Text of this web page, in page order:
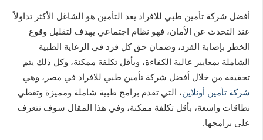
أفضل شركة تأمين طبي للافراد يعد التأمين هو الشاغل الأكثر تداولاً
عند التحدث عن الأمان، فهو نظام اجتماعي يهدف لتقليل وقوع
الخطر بإصابة الفرد، وضمان حق كل فرد في الرعاية الطبية
الشاملة بمعايير عالية الكفاءة، وبأقل تكلفة ممكنة، وكل ذلك يتم
تحقيقه من خلال أفضل شركة تأمين طبي للافراد في مصر، وهي
شركة تأمين أونلاين، التي تقدم برامج طبية شاملة ومميزة وتغطي
نطاقات واسعة، بأقل تكلفة ممكنة، وفي هذا المقال سوف نتعرف
على برامجها.